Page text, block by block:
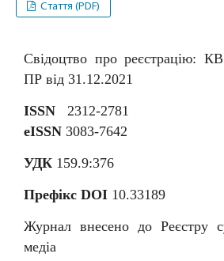
Стаття (PDF)
Свідоцтво про реєстрацію:
ПР від 31.12.2021
ISSN 2312-2781
eISSN 3083-7642
УДК 159.9:376
Префікс DOI 10.33189
Журнал внесено до Реєстру
медіа